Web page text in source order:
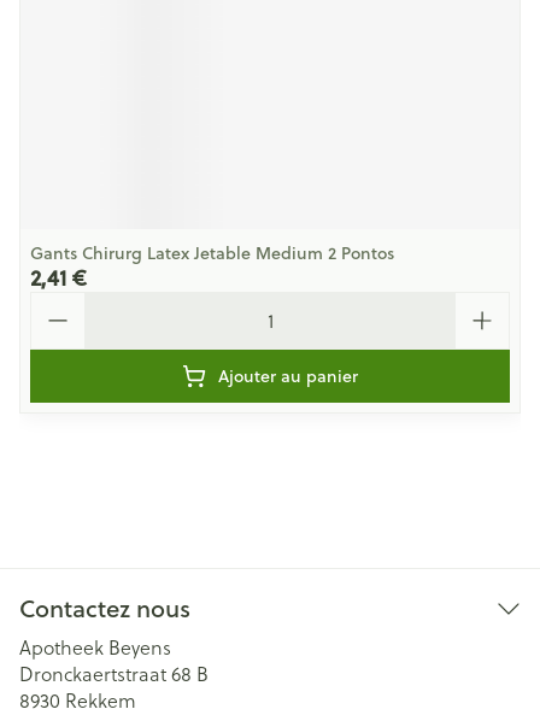
Gants Chirurg Latex Jetable Medium 2 Pontos
2,41 €
Ajouter au panier
Contactez nous
Apotheek Beyens
Dronckaertstraat 68 B
8930 Rekkem